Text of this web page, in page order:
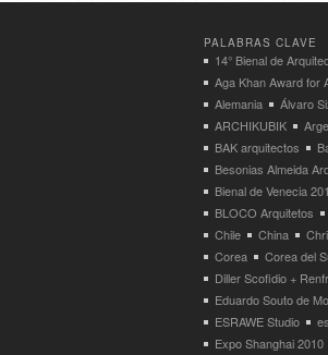
PALABRAS CLAVE
14° Bienal de
Aga Khan Award for
Alemania
Álvaro
ARCHIKUBIK
BAK arquitectos
Besonias Almeida
Bienal de Venecia
BLOCO Arquitetos
Chile
China
Corea
Corea del
Diller Scofidio +
Eduardo Souto de
ESRAWE Studio
Expo Shanghai 2010